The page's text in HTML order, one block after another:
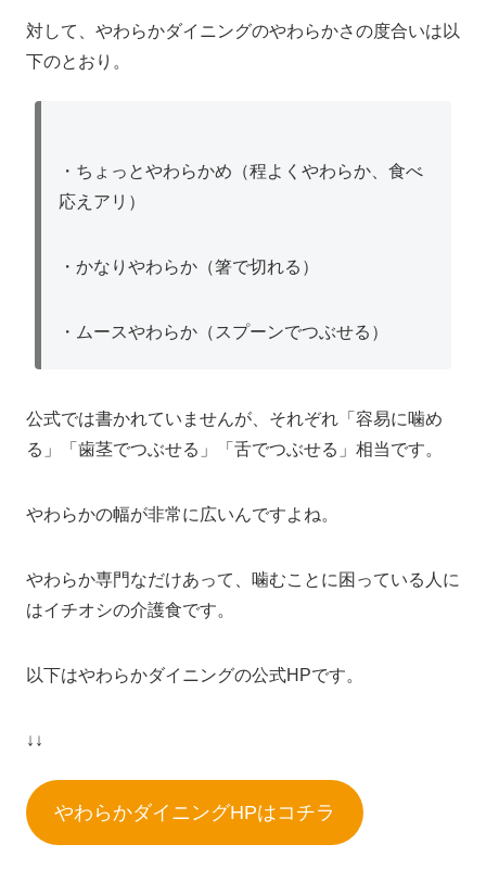
対して、やわらかダイニングのやわらかさの度合いは以
下のとおり。
・ちょっとやわらかめ（程よくやわらか、食べ
応えアリ）
・かなりやわらか（箸で切れる）
・ムースやわらか（スプーンでつぶせる）
公式では書かれていませんが、それぞれ「容易に噛め
る」「歯茎でつぶせる」「舌でつぶせる」相当です。
やわらかの幅が非常に広いんですよね。
やわらか専門なだけあって、噛むことに困っている人に
はイチオシの介護食です。
以下はやわらかダイニングの公式HPです。
↓↓
やわらかダイニングHPはコチラ